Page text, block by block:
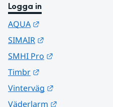
Logga in
AQUA
SIMAIR
SMHI Pro
Timbr
Vinterväg
Väderlarm